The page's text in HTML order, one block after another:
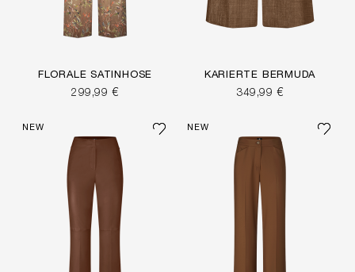
FLORALE SATINHOSE
299,99 €
KARIERTE BERMUDA
349,99 €
NEW NEW